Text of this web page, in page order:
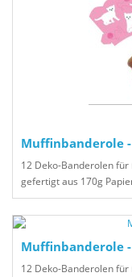
Muffinbanderole
12 Deko-Banderolen
gefertigt aus 170g
Muffinbanderole
12 Deko-Banderolen